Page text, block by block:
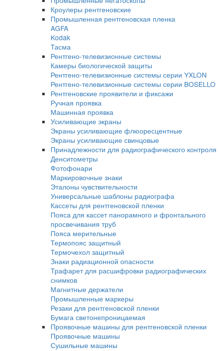
Автоматизированные системы УЗК
Оборудование для изготовления
дефектов
Ультразвуковые сканеры
Ручные сканеры
Автоматизированные сканеры
Гель и ингибиторы коррозии для УЗ
Преобразователи
Преобразователи для толщиномеров
Ультразвуковые преобразователи (УЗ
Стандартные образцы
Оборудование для радиографического
Комплексы цифровой радиографии
Промышленные рентгеновские аппараты
Импульсные рентгеновские аппараты
Переносные аппараты постоянного
Стационарные рентгеновские аппараты
Штативы, устройства крепления
Системы оцифровки рентгеновских
Промышленные негатоскопы
Кроулеры рентгеновские
Промышленная рентгеновская пленка
AGFA
Kodak
Тасма
Рентгено-телевизионные системы
Камеры биологической защиты
Рентгено-телевизионные системы серии
Рентгено-телевизионные системы серии
Рентгеновские проявители и фиксажи
Ручная проявка
Машинная проявка